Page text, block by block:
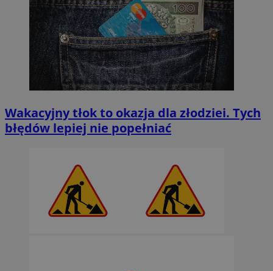
Wakacyjny tłok to okazja dla złodziei. Tych
błędów lepiej nie popełniać